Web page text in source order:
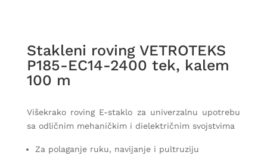
Stakleni roving VETROTEKS
P185-EC14-2400 tek, kalem
100 m
Višekrako roving E-staklo za univerzalnu upotrebu
sa odličnim mehaničkim i dielektričnim svojstvima
Za polaganje ruku, navijanje i pultruziju